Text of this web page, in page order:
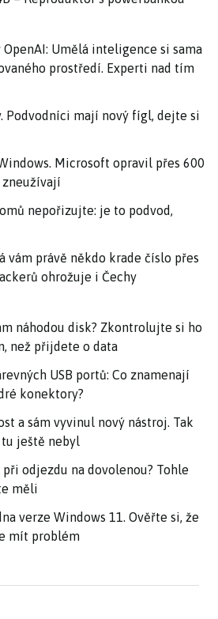
Umělá inteligence si sama
prostředí. Experti nad tím
Podvodníci mají nový fígl, dejte si
Microsoft opravil přes 600
zneužívají
nepořizujte: je to podvod,
vám právě někdo krade číslo přes
ohrožuje i Čechy
náhodou disk? Zkontrolujte si ho
než přijdete o data
USB portů: Co znamenají
konektory?
a sám vyvinul nový nástroj. Tak
ještě nebyl
odjezdu na dovolenou? Tohle
měli
verze Windows 11. Ověřte si, že
mít problém